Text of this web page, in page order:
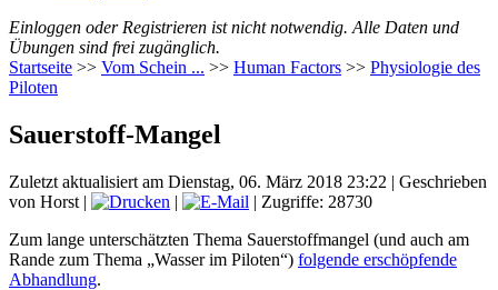
Einloggen oder Registrieren ist nicht notwendig. Alle Daten und
Übungen sind frei zugänglich.
Startseite >> Vom Schein ... >> Human Factors >> Physiologie des
Piloten
Sauerstoff-Mangel
Zuletzt aktualisiert am Dienstag, 06. März 2018 23:22 | Geschrieben
von Horst | |
| Zugriffe: 28730
Zum lange unterschätzten Thema Sauerstoffmangel (und auch am
Rande zum Thema „Wasser im Piloten“) folgende erschöpfende
Abhandlung.